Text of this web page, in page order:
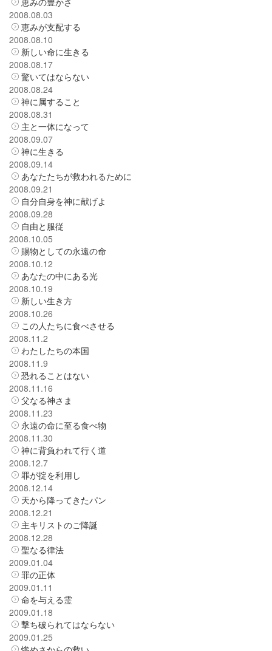
2008.08.03
恵みが支配する
2008.08.10
新しい命に生きる
2008.08.17
驚いてはならない
2008.08.24
神に属すること
2008.08.31
主と一体になって
2008.09.07
神に生きる
2008.09.14
あなたたちが救われるために
2008.09.21
自分自身を神に献げよ
2008.09.28
自由と服従
2008.10.05
賜物としての永遠の命
2008.10.12
あなたの中にある光
2008.10.19
新しい生き方
2008.10.26
この人たちに食べさせる
2008.11.2
わたしたちの本国
2008.11.9
恐れることはない
2008.11.16
父なる神さま
2008.11.23
永遠の命に至る食べ物
2008.11.30
神に背負われて行く道
2008.12.7
罪が掟を利用し
2008.12.14
天から降ってきたパン
2008.12.21
主キリストのご降誕
2008.12.28
聖なる律法
2009.01.04
罪の正体
2009.01.11
命を与える霊
2009.01.18
撃ち破られてはならない
2009.01.25